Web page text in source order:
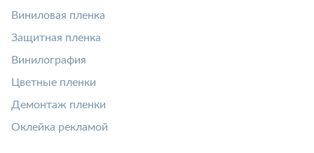
Виниловая пленка
Защитная пленка
Винилография
Цветные пленки
Демонтаж пленки
Оклейка рекламой